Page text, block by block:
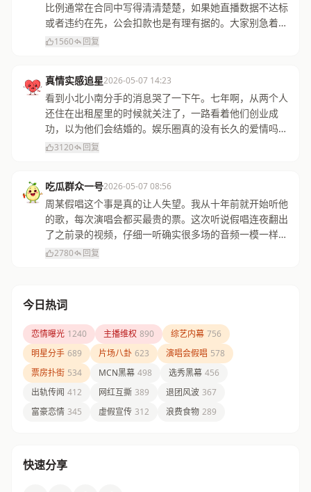
比例通常在合同中写得清清楚楚，如果她直播数据不达标
或者违约在先，公会扣款也是有理有据的。大家别急着站
队，等双方都把证据摆出来再说。
1560 回复
真情实感追星2026-05-07 14:23
看到小北小南分手的消息哭了一下午。七年啊，从两个人
还住在出租屋里的时候就关注了，一路看着他们创业成
功，以为他们会结婚的。娱乐圈真的没有长久的爱情吗？
希望他们都是真心爱过，体面分开就好。
3120 回复
吃瓜群众一号2026-05-07 08:56
周某假唱这个事是真的让人失望。我从十年前就开始听他
的歌，每次演唱会都买最贵的票。这次听说假唱连夜翻出
了之前录的视频，仔细一听确实很多场的音频一模一样。
感觉自己的青春被欺骗了，以后不会再支持了。
2780 回复
今日热词
恋情曝光 1240 主播维权 890 综艺内幕 756
明星分手 689 片场八卦 623 演唱会假唱 578
票房扑街 534 MCN黑幕 498 选秀黑幕 456
出轨传闻 412 网红互撕 389 退团风波 367
富豪恋情 345 虚假宣传 312 浪费食物 289
快速分享